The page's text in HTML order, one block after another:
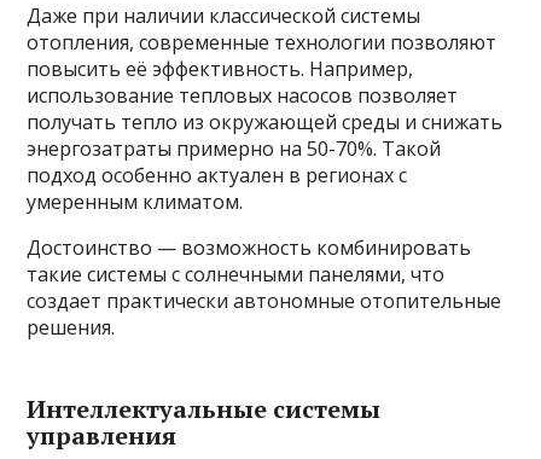
Даже при наличии классической системы
отопления, современные технологии позволяют
повысить её эффективность. Например,
использование тепловых насосов позволяет
получать тепло из окружающей среды и снижать
энергозатраты примерно на 50-70%. Такой
подход особенно актуален в регионах с
умеренным климатом.
Достоинство — возможность комбинировать
такие системы с солнечными панелями, что
создает практически автономные отопительные
решения.
Интеллектуальные системы
управления